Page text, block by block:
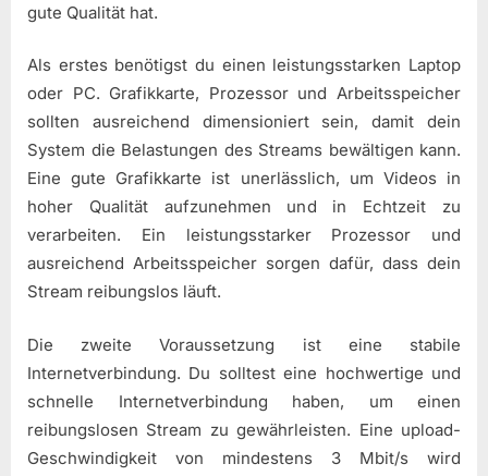
gute Qualität hat.
Als erstes benötigst du einen leistungsstarken Laptop
oder PC. Grafikkarte, Prozessor und Arbeitsspeicher
sollten ausreichend dimensioniert sein, damit dein
System die Belastungen des Streams bewältigen kann.
Eine gute Grafikkarte ist unerlässlich, um Videos in
hoher Qualität aufzunehmen und in Echtzeit zu
verarbeiten. Ein leistungsstarker Prozessor und
ausreichend Arbeitsspeicher sorgen dafür, dass dein
Stream reibungslos läuft.
Die zweite Voraussetzung ist eine stabile
Internetverbindung. Du solltest eine hochwertige und
schnelle Internetverbindung haben, um einen
reibungslosen Stream zu gewährleisten. Eine upload-
Geschwindigkeit von mindestens 3 Mbit/s wird